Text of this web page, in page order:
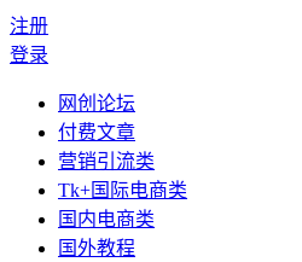
注册
登录
网创论坛
付费文章
营销引流类
Tk+国际电商类
国内电商类
国外教程